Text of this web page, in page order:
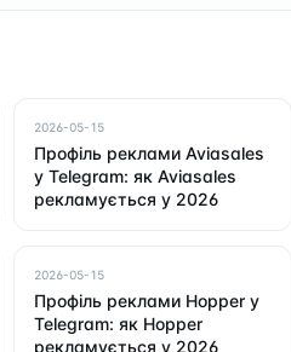
2026-05-15
Профіль реклами Aviasales
у Telegram: як Aviasales
рекламується у 2026
2026-05-15
Профіль реклами Hopper у
Telegram: як Hopper
рекламується у 2026